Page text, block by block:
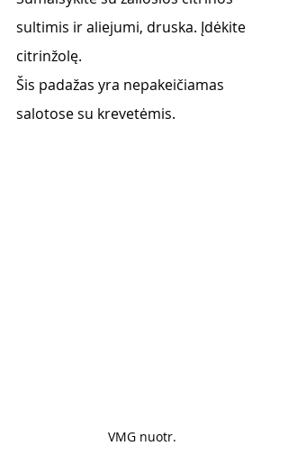
sultimis ir aliejumi, druska. Įdėkite
citrinžolę.
Šis padažas yra nepakeičiamas
salotose su krevetėmis.
VMG nuotr.